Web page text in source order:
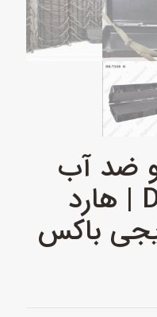
ضد آب
مدل DB‑7309 K | هارد
باکس